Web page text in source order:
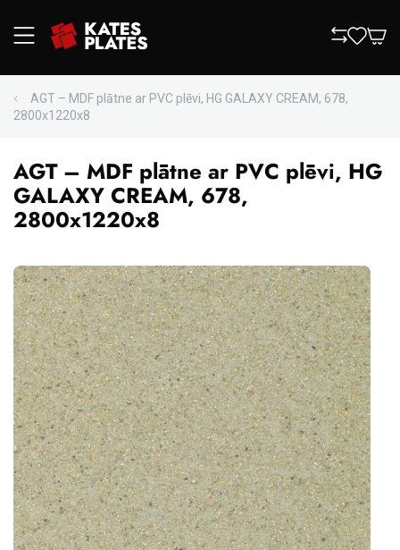
AGT – MDF plātne ar PVC plēvi, HG GALAXY CREAM, 678,
2800x1220x8
AGT – MDF plātne ar PVC plēvi, HG
GALAXY CREAM, 678,
2800x1220x8